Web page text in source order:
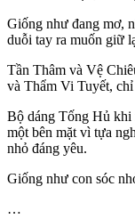
Giống như đang mơ,
duỗi tay ra muốn giữ
Tần Thâm và Vệ
và Thẩm Vi Tuyết, chỉ
Bộ dáng Tống Hủ khi
một bên mặt vì tựa
nhỏ đáng yêu.
Giống như con sóc
…